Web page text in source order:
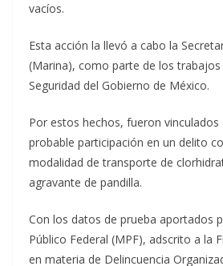
vacíos.
Esta acción la llevó a cabo la
(Marina), como parte de los trabajos
Seguridad del Gobierno de México.
Por estos hechos, fueron
probable participación en un delito
modalidad de transporte de
agravante de pandilla.
Con los datos de prueba aportados
Público Federal (MPF), adscrito a la
en materia de Delincuencia